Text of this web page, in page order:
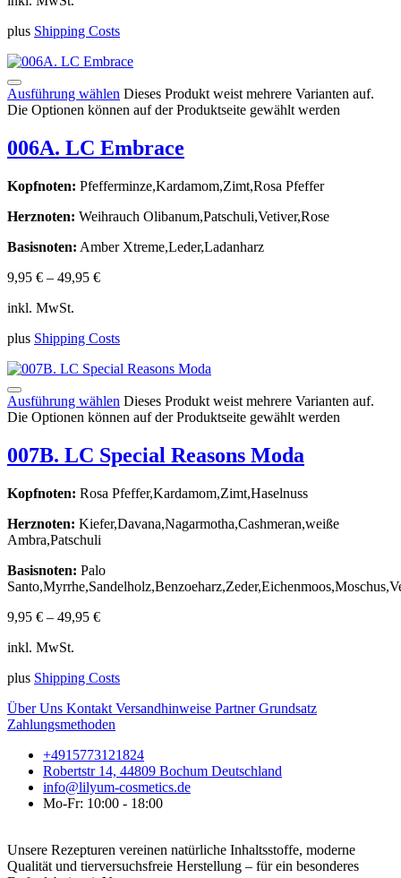
plus Shipping Costs
Ausführung wählen Dieses Produkt weist mehrere Varianten auf.
Die Optionen können auf der Produktseite gewählt werden
006A. LC Embrace
Kopfnoten: Pfefferminze,Kardamom,Zimt,Rosa Pfeffer
Herznoten: Weihrauch Olibanum,Patschuli,Vetiver,Rose
Basisnoten: Amber Xtreme,Leder,Ladanharz
9,95 € – 49,95 €
inkl. MwSt.
plus Shipping Costs
Ausführung wählen Dieses Produkt weist mehrere Varianten auf.
Die Optionen können auf der Produktseite gewählt werden
007B. LC Special Reasons Moda
Kopfnoten: Rosa Pfeffer,Kardamom,Zimt,Haselnuss
Herznoten: Kiefer,Davana,Nagarmotha,Cashmeran,weiße
Ambra,Patschuli
Basisnoten: Palo
9,95 € – 49,95 €
inkl. MwSt.
plus Shipping Costs
Über Uns Kontakt Versandhinweise PartnerGrundsatz
Zahlungsmethoden
+4915773121824
Robertstr 14, 44809 Bochum Deutschland
info@lilyum-cosmetics.de
Mo-Fr: 10:00 - 18:00
Unsere Rezepturen vereinen natürliche Inhaltsstoffe, moderne
Qualität und tierversuchsfreie Herstellung – für ein besonderes